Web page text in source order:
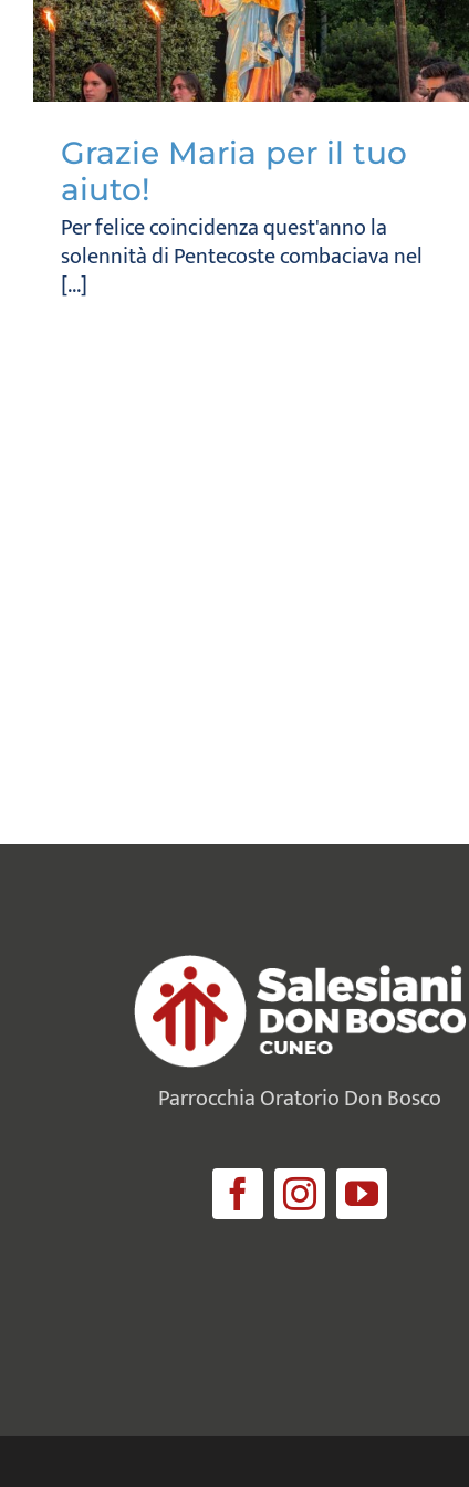
Grazie Maria per il tuo
aiuto!
Per felice coincidenza quest'anno la
solennità di Pentecoste combaciava nel
[...]
Parrocchia Oratorio Don Bosco